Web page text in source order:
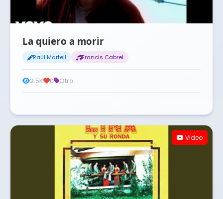
La quiero a morir
Raúl Martell Francis Cabrel
2.5K 0 Otro
Video